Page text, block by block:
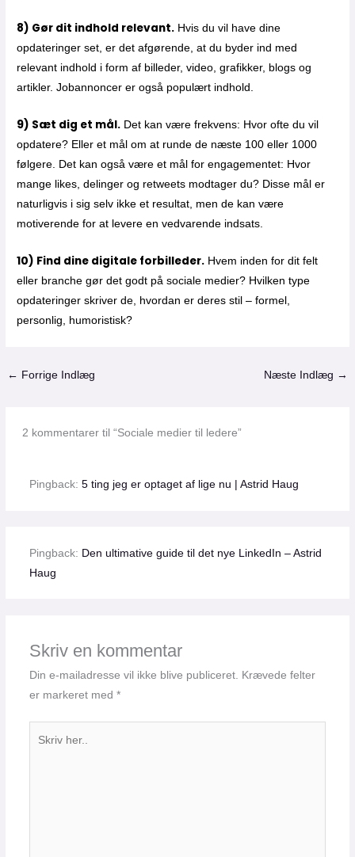
8) Gør dit indhold relevant. Hvis du vil have dine
opdateringer set, er det afgørende, at du byder ind med
relevant indhold i form af billeder, video, grafikker, blogs og
artikler. Jobannoncer er også populært indhold.
9) Sæt dig et mål. Det kan være frekvens: Hvor ofte du vil
opdatere? Eller et mål om at runde de næste 100 eller 1000
følgere. Det kan også være et mål for engagementet: Hvor
mange likes, delinger og retweets modtager du? Disse mål er
naturligvis i sig selv ikke et resultat, men de kan være
motiverende for at levere en vedvarende indsats.
10) Find dine digitale forbilleder. Hvem inden for dit felt
eller branche gør det godt på sociale medier? Hvilken type
opdateringer skriver de, hvordan er deres stil – formel,
personlig, humoristisk?
← Forrige Indlæg Næste Indlæg →
2 kommentarer til “Sociale medier til ledere”
Pingback: 5 ting jeg er optaget af lige nu | Astrid Haug
Pingback: Den ultimative guide til det nye LinkedIn – Astrid
Haug
Skriv en kommentar
Din e-mailadresse vil ikke blive publiceret.
Krævede felter
er markeret med *